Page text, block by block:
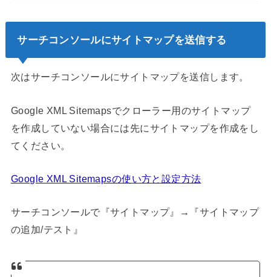
サーチコンソールにサイトマップを送信する
次はサーチコンソールにサイトマップを送信します。
Google XML Sitemapsでクローラー用のサイトマップ
を作成していない場合には先にサイトマップを作成をし
てください。
Google XML Sitemapsの使い方と設定方法
サーチコンソールで『サイトマップ』→『サイトマップ
の追加/テスト』